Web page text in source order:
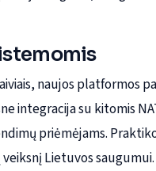
naujos platformos
su kitomis
priėmėjams.
Lietuvos saugumui.